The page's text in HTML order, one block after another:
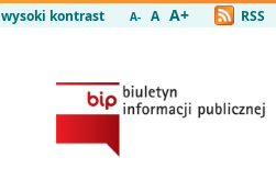
wysoki kontrast A- A A+ RSS